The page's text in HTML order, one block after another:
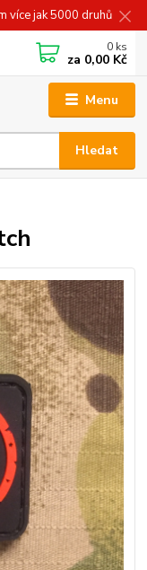
více jak 5000 druhů
Menu
Hledat
0 ks
za 0,00 Kč